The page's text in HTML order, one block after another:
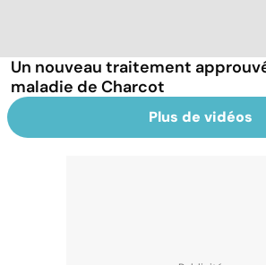
Un nouveau traitement
maladie de Charcot
Plus de vidéos